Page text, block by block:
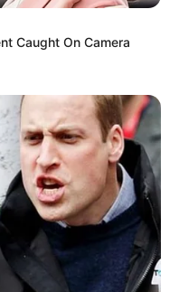
Caught On Camera